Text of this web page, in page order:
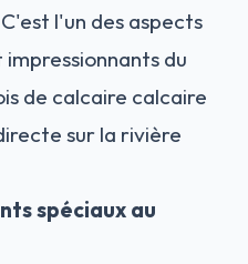
l'un des aspects
impressionnants du
de calcaire calcaire
sur la rivière
spéciaux au